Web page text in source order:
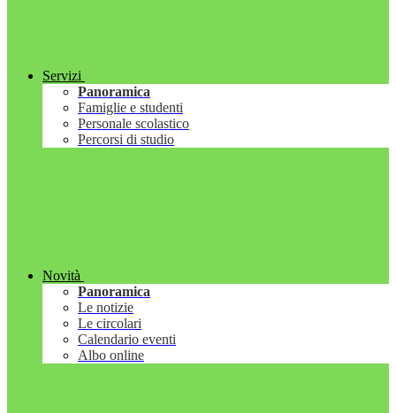
Servizi
Panoramica
Famiglie e studenti
Personale scolastico
Percorsi di studio
Novità
Panoramica
Le notizie
Le circolari
Calendario eventi
Albo online